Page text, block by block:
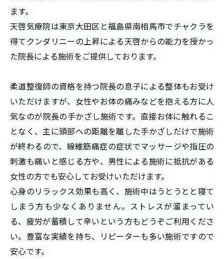
ます。
天啓気療院は東京大田区と福島県南相馬市でチャクラを
得てクンダリニーの上昇による天啓からの能力を授かっ
た院長による施術をご提供しております。
柔道整復師の資格を持つ院長の息子による整体もお受け
いただけますが、女性やお体の痛みなどを抱える方に人
気なのが院長の手かざし施術です。直接お体に触れるこ
となく、主に頭部への距離を離した手かざしだけで施術
が終わるので、線維筋痛症の症状でマッサージや指圧の
刺激も痛いと感じる方や、男性による施術に抵抗がある
女性の方でも安心してお受けいただけます。
心身のリラックス効果も高く、施術中はうとうとと寝て
しまう方も少なくありません。ストレスが溜まってい
る、疲労が蓄積して辛いという方もどうぞご利用くださ
い。豊富な実績を持ち、リピーターも多い施術ですので
安心です。